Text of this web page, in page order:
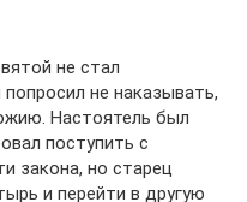
не стал
не наказывать,
Настоятель был
поступить с
закона, но старец
и перейти в другую